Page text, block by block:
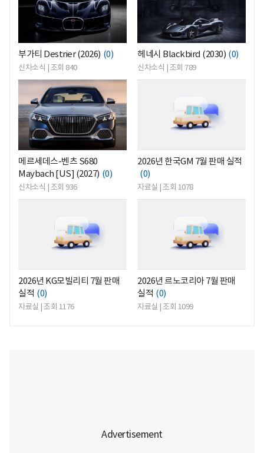
부가티 Destrier (2026) (0)
신차소식 | 조회 840
헤네시 Blackbird (2030) (0)
신차소식 | 조회 789
<
메르세데스-벤츠 S680
Maybach [US] (2027) (0)
신차소식 | 조회 936
2026년 한국GM 7월 판매 실적
(0)
자료실 | 조회 1078
2026년 KG모빌리티 7월 판매
실적 (0)
자료실 | 조회 1176
2026년 르노코리아 7월 판매
실적 (0)
자료실 | 조회 1099